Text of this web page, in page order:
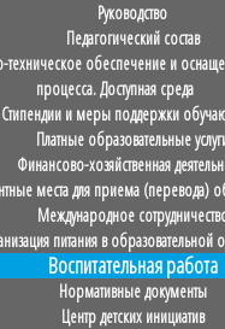
Руководство
Педагогический состав
техническое обеспечение и
процесса. Доступная среда
Стипендии и меры поддержки
Платные образовательные
Финансово-хозяйственная
места для приема (перевода)
Международное
питания в образовательной
Воспитательная работа
Нормативные документы
Центр детских инициатив